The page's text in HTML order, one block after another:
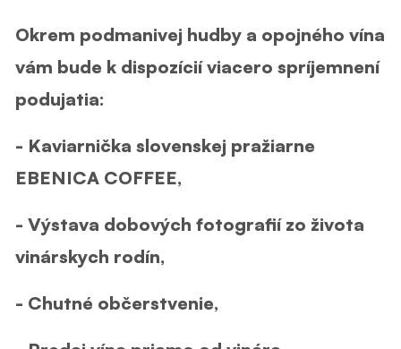
Okrem podmanivej hudby a opojného vína
vám bude k dispozícií viacero spríjemnení
podujatia:
- Kaviarnička slovenskej pražiarne
EBENICA COFFEE,
- Výstava dobových fotografií zo života
vinárskych rodín,
- Chutné občerstvenie,